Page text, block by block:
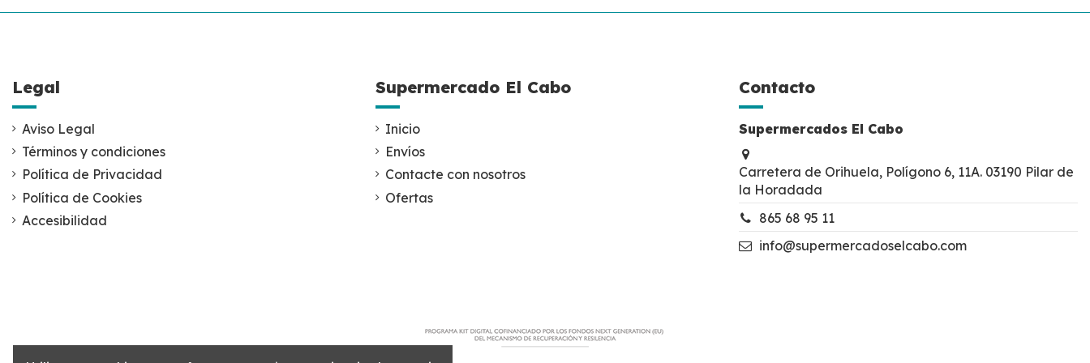
Legal
Aviso Legal
Términos y condiciones
Política de Privacidad
Política de Cookies
Accesibilidad
Supermercado El Cabo
Inicio
Envíos
Contacte con nosotros
Ofertas
Contacto
Supermercados El Cabo
Carretera de Orihuela, Polígono 6, 11A. 03190 Pilar de
la Horadada
865 68 95 11
info@supermercadoselcabo.com